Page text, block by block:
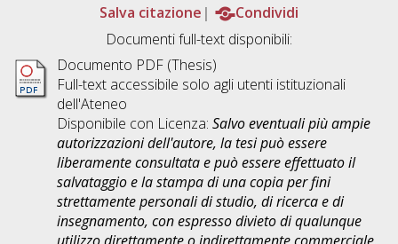
Salva citazione
Condividi
Documenti full-text disponibili:
Documento PDF (Thesis)
Full-text accessibile solo agli utenti istituzionali
dell'Ateneo
Disponibile con Licenza: Salvo eventuali più ampie
autorizzazioni dell'autore, la tesi può essere
liberamente consultata e può essere effettuato il
salvataggio e la stampa di una copia per fini
strettamente personali di studio, di ricerca e di
insegnamento, con espresso divieto di qualunque